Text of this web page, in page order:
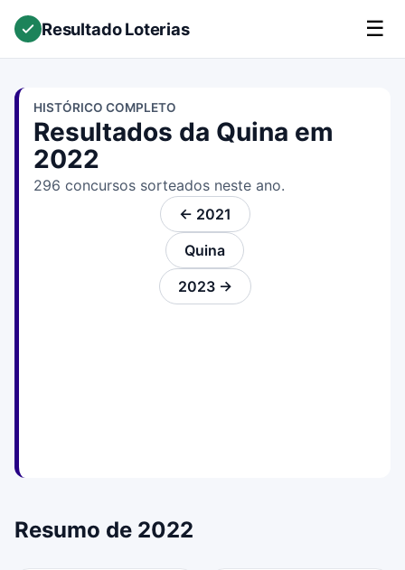
Resultado Loterias ☰
HISTÓRICO COMPLETO
Resultados da Quina em
2022
296 concursos sorteados neste ano.
← 2021
Quina
2023 →
Resumo de 2022